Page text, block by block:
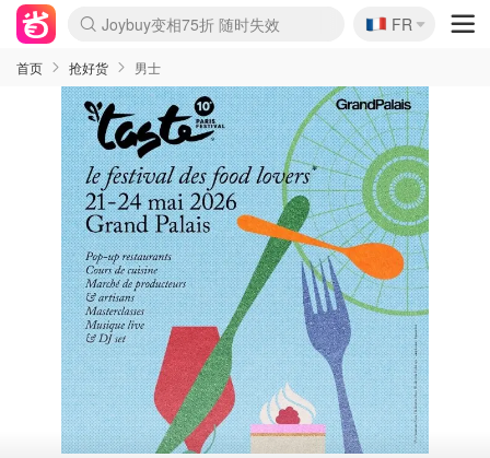
Boticinal 夏促开抢！
4折！lulu周四疯狂上新
还没结束！&OtherStories大促
Joybuy变相75折 随时失效
速领！Stanley独家85折
疑似霸哥！Camper额外叠85折
Zalando 奥莱闪促！每日更新
Moncler反季囤！5折起+叠9折
Coach Brooklyn仅€192
🇫🇷
FR
首页 抢好货 男士